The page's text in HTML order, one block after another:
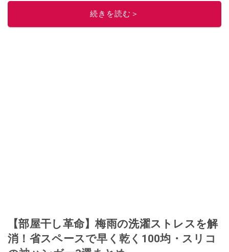
続きを読む＞
【部屋干し革命】梅雨の洗濯ストレスを解
消！省スペースで早く乾く100均・スリコ